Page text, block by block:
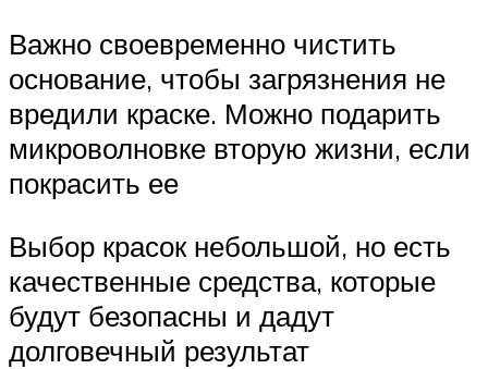
Важно своевременно чистить
основание, чтобы загрязнения не
вредили краске. Можно подарить
микроволновке вторую жизни, если
покрасить ее
Выбор красок небольшой, но есть
качественные средства, которые
будут безопасны и дадут
долговечный результат